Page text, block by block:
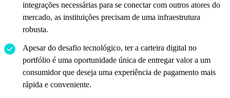
integrações necessárias para se conectar com outros atores do
mercado, as instituições precisam de uma infraestrutura
robusta.
Apesar do desafio tecnológico, ter a carteira digital no
portfólio é uma oportunidade única de entregar valor a um
consumidor que deseja uma experiência de pagamento mais
rápida e conveniente.